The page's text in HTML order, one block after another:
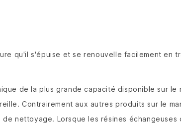
qu'il s'épuise et se renouvelle facilement en
de la plus grande capacité disponible sur le
Contrairement aux autres produits sur le
de nettoyage. Lorsque les résines